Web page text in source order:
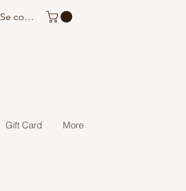
Se connecter
Gift Card More